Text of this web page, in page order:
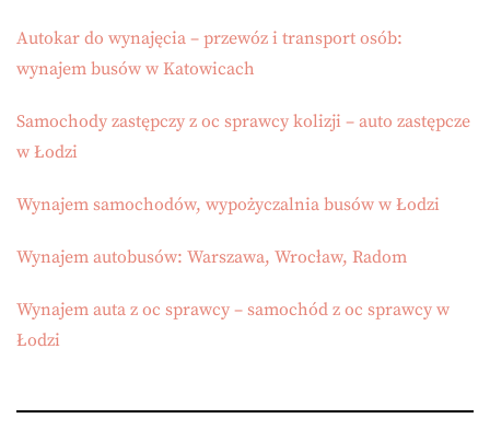
Autokar do wynajęcia – przewóz i transport osób:
wynajem busów w Katowicach
Samochody zastępczy z oc sprawcy kolizji – auto zastępcze
w Łodzi
Wynajem samochodów, wypożyczalnia busów w Łodzi
Wynajem autobusów: Warszawa, Wrocław, Radom
Wynajem auta z oc sprawcy – samochód z oc sprawcy w
Łodzi